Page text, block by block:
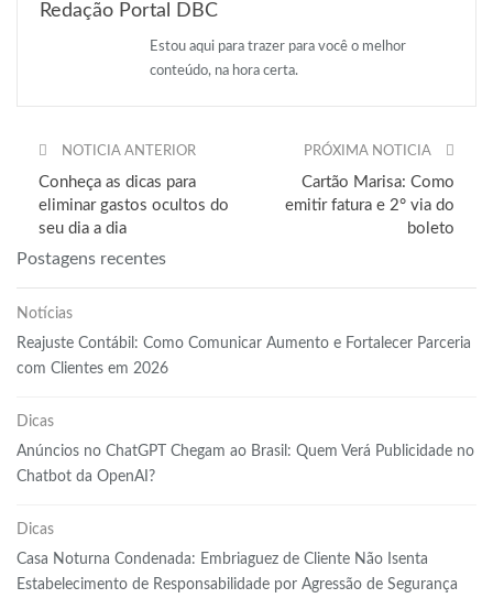
Redação Portal DBC
Estou aqui para trazer para você o melhor
conteúdo, na hora certa.
NOTICIA ANTERIOR
Conheça as dicas para
eliminar gastos ocultos do
seu dia a dia
PRÓXIMA NOTICIA
Cartão Marisa: Como
emitir fatura e 2° via do
boleto
Postagens recentes
Notícias
Reajuste Contábil: Como Comunicar Aumento e Fortalecer Parceria
com Clientes em 2026
Dicas
Anúncios no ChatGPT Chegam ao Brasil: Quem Verá Publicidade no
Chatbot da OpenAI?
Dicas
Casa Noturna Condenada: Embriaguez de Cliente Não Isenta
Estabelecimento de Responsabilidade por Agressão de Segurança